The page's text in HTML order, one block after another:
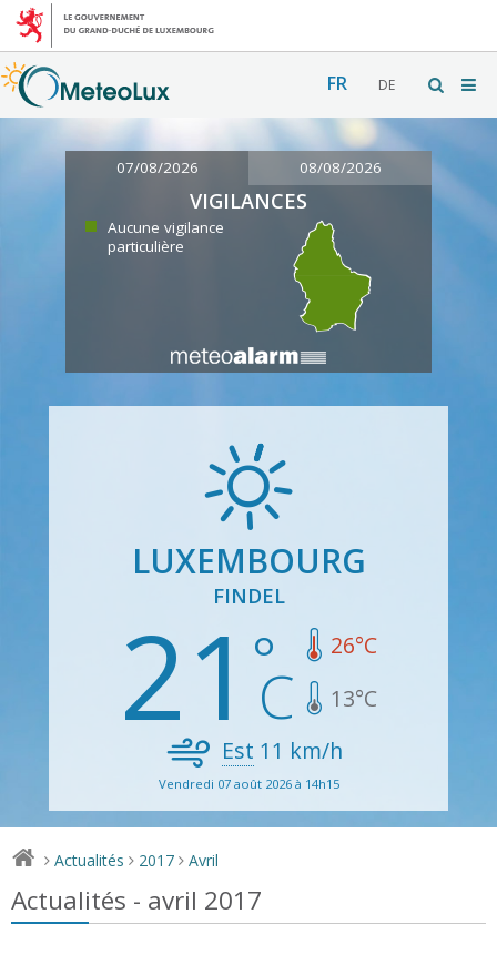
FR DE
07/08/2026 08/08/2026
VIGILANCES
Aucune vigilance
particulière
LUXEMBOURG
FINDEL
21 26°C
13°C
Est 11 km/h
Vendredi 07 août 2026 à 14h15
> Actualités > 2017 > Avril
Actualités - avril 2017